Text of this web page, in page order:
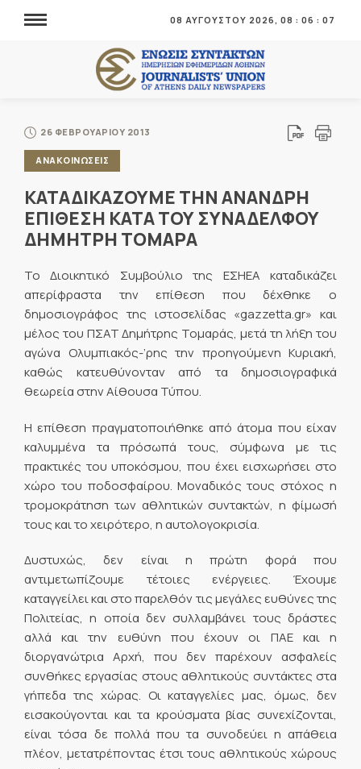
08 ΑΥΓΟΥΣΤΟΥ 2026, 08 : 06 : 07
26 ΦΕΒΡΟΥΑΡΙΟΥ 2013
ΑΝΑΚΟΙΝΩΣΕΙΣ
ΚΑΤΑΔΙΚΑΖΟΥΜΕ ΤΗΝ ΑΝΑΝΔΡΗ
ΕΠΙΘΕΣΗ ΚΑΤΑ ΤΟΥ ΣΥΝΑΔΕΛΦΟΥ
ΔΗΜΗΤΡΗ ΤΟΜΑΡΑ
Το Διοικητικό Συμβούλιο της ΕΣΗΕΑ καταδικάζει
απερίφραστα την επίθεση που δέχθηκε ο
δημοσιογράφος της ιστοσελίδας «gazzetta.gr» και
μέλος του ΠΣΑΤ Δημήτρης Τομαράς, μετά τη λήξη του
αγώνα Ολυμπιακός-’ρης την προηγούμενη Κυριακή,
καθώς κατευθύνονταν από τα δημοσιογραφικά
θεωρεία στην Αίθουσα Τύπου.
Η επίθεση πραγματοποιήθηκε από άτομα που είχαν
καλυμμένα τα πρόσωπά τους, σύμφωνα με τις
πρακτικές του υποκόσμου, που έχει εισχωρήσει στο
χώρο του ποδοσφαίρου. Μοναδικός τους στόχος η
τρομοκράτηση των αθλητικών συντακτών, η φίμωσή
τους και το χειρότερο, η αυτολογοκρισία.
Δυστυχώς, δεν είναι η πρώτη φορά που
αντιμετωπίζουμε τέτοιες ενέργειες. Έχουμε
καταγγείλει και στο παρελθόν τις μεγάλες ευθύνες της
Πολιτείας, η οποία δεν συλλαμβάνει τους δράστες
αλλά και την ευθύνη που έχουν οι ΠΑΕ και η
διοργανώτρια Αρχή, που δεν παρέχουν ασφαλείς
συνθήκες εργασίας στους αθλητικούς συντάκτες στα
γήπεδα της χώρας. Οι καταγγελίες μας, όμως, δεν
εισακούγονται και τα κρούσματα βίας συνεχίζονται,
είναι τόσα δε πολλά που τα συνοδεύει η απάθεια
πλέον, μετατρέποντας έτσι τους αθλητικούς χώρους